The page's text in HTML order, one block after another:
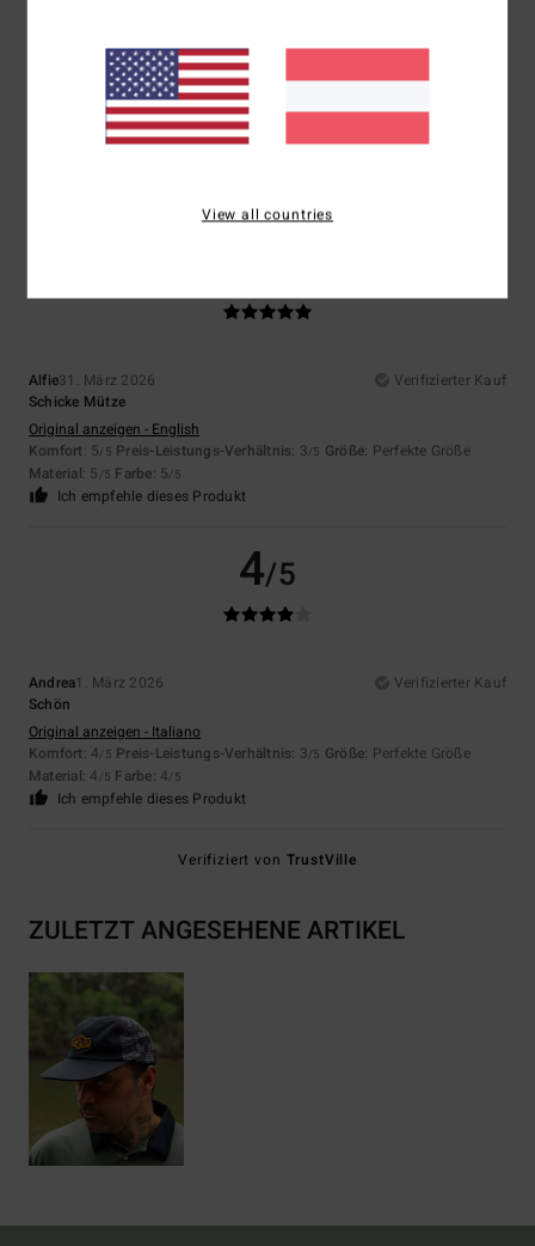
Zu klein Zu groß
Farbe
Alfie31. März 2026
Verifizierter Kauf
Schicke Mütze
Original anzeigen - English
Komfort: 5/5 Preis-Leistungs-Verhältnis: 3/5 Größe: Perfekte Größe
Material: 5 /5 Farbe: 5/5
Ich empfehle dieses Produkt
4/5
Andrea1. März 2026
Verifizierter Kauf
Schön
Original anzeigen - Italiano
Komfort: 4/5 Preis-Leistungs-Verhältnis: 3/5 Größe: Perfekte Größe
Material: 4 /5 Farbe: 4/5
Ich empfehle dieses Produkt
Verifiziert von TrustVille
ZULETZT ANGESEHENE ARTIKEL
View all countries